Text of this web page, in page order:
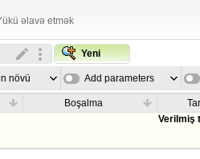
əlavə etmək
Yeni
növü Add parameters
Boşalma
Verilmiş